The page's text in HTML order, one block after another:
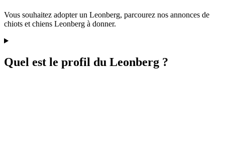
Vous souhaitez adopter un Leonberg, parcourez nos annonces de
chiots et chiens Leonberg à donner.
Quel est le profil du Leonberg ?